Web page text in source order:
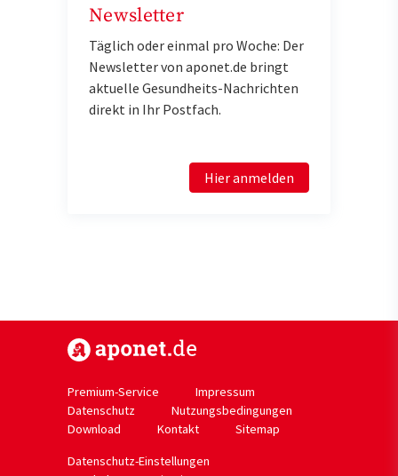
Newsletter
Täglich oder einmal pro Woche: Der
Newsletter von aponet.de bringt
aktuelle Gesundheits-Nachrichten
direkt in Ihr Postfach.
Hier anmelden
Premium-Service
Impressum
Datenschutz
Nutzungsbedingungen
Download
Kontakt
Sitemap
Datenschutz-Einstellungen